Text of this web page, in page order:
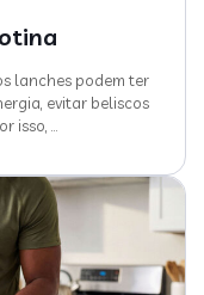
lanches podem ter
evitar beliscos
isso,